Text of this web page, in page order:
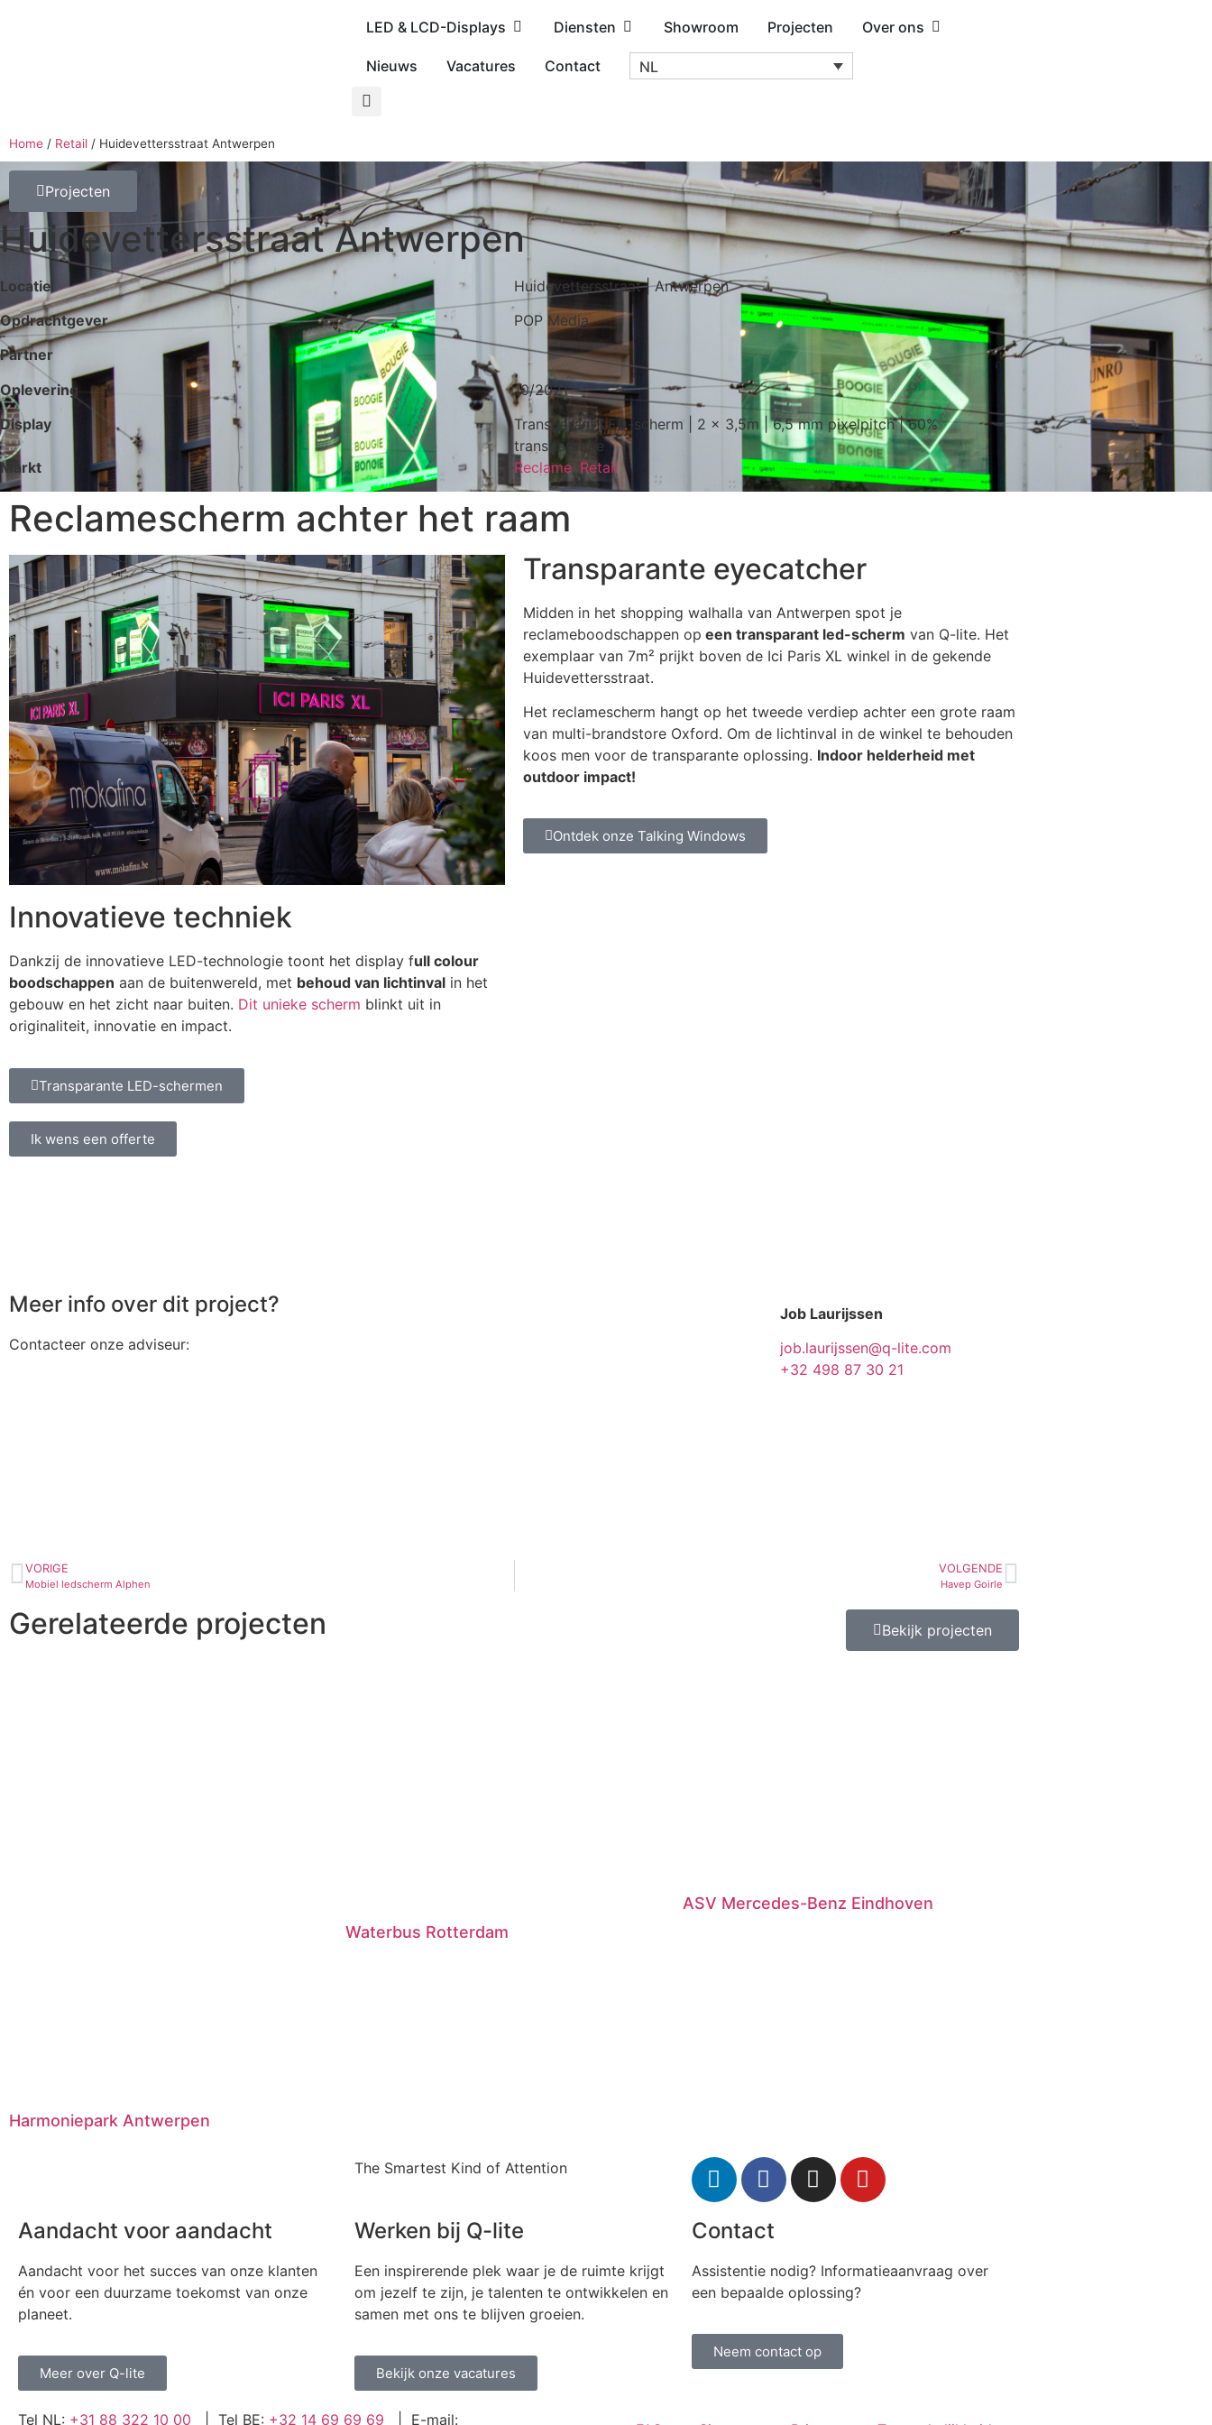
LED & LCD-Displays Diensten Showroom Projecten Over ons
Nieuws Vacatures Contact NL
Home / Retail / Huidevettersstraat Antwerpen
Projecten
Huidevettersstraat Antwerpen
Locatie
Huidevettersstraat | Antwerpen
Opdrachtgever
POP Media
Partner
Oplevering
10/2021
Display
Transparant LED-scherm | 2 x 3,5m | 6,5 mm pixelpitch | 60%
transparantie
Markt
Reclame, Retail
Reclamescherm achter het raam
Transparante eyecatcher
Midden in het shopping walhalla van Antwerpen spot je
reclameboodschappen op een transparant led-scherm van Q-lite. Het
exemplaar van 7m² prijkt boven de Ici Paris XL winkel in de gekende
Huidevettersstraat.
Het reclamescherm hangt op het tweede verdiep achter een grote raam
van multi-brandstore Oxford. Om de lichtinval in de winkel te behouden
koos men voor de transparante oplossing. Indoor helderheid met
outdoor impact!
Ontdek onze Talking Windows
Innovatieve techniek
Dankzij de innovatieve LED-technologie toont het display full colour
boodschappen aan de buitenwereld, met behoud van lichtinval in het
gebouw en het zicht naar buiten. Dit unieke scherm blinkt uit in
originaliteit, innovatie en impact.
Transparante LED-schermen
Ik wens een offerte
Meer info over dit project?
Contacteer onze adviseur:
Job Laurijssen
job.laurijssen@q-lite.com
+32 498 87 30 21
VORIGE
Mobiel ledscherm Alphen
VOLGENDE
Havep Goirle
Gerelateerde projecten Bekijk projecten
Harmoniepark Antwerpen
Waterbus Rotterdam
ASV Mercedes-Benz Eindhoven
The Smartest Kind of Attention
Aandacht voor aandacht
Aandacht voor het succes van onze klanten
én voor een duurzame toekomst van onze
planeet.
Meer over Q-lite
Werken bij Q-lite
Een inspirerende plek waar je de ruimte krijgt
om jezelf te zijn, je talenten te ontwikkelen en
samen met ons te blijven groeien.
Bekijk onze vacatures
Contact
Assistentie nodig? Informatieaanvraag over
een bepaalde oplossing?
Neem contact op
Tel NL: +31 88 322 10 00 | Tel BE: +32 14 69 69 69 | E-mail: